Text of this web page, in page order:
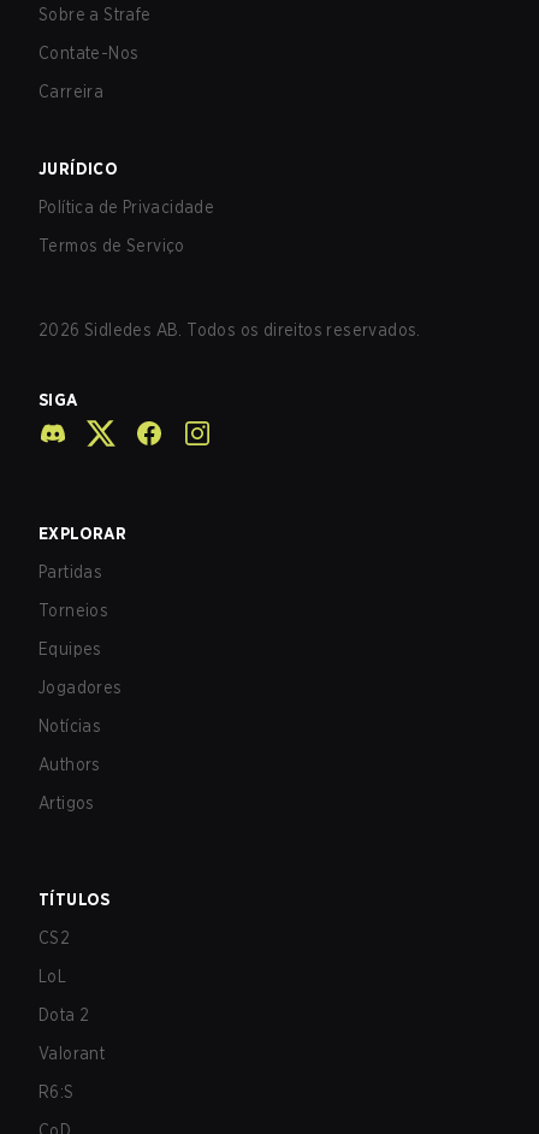
Sobre a Strafe
Contate-Nos
Carreira
JURÍDICO
Política de Privacidade
Termos de Serviço
2026 Sidledes AB. Todos os direitos reservados.
SIGA
EXPLORAR
Partidas
Torneios
Equipes
Jogadores
Notícias
Authors
Artigos
TÍTULOS
CS2
LoL
Dota 2
Valorant
R6:S